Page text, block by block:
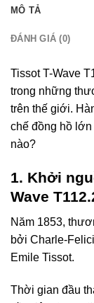
MÔ TẢ
ĐÁNH GIÁ (0)
Tissot T-Wave
trong những
trên thế giới.
chế đồng hồ
nào?
1. Khởi
Wave
Năm 1853,
bởi Charle-
Emile Tissot.
Thời gian đầu